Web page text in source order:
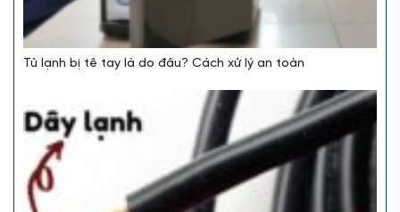
Tủ lạnh bị tê tay là do đâu? Cách xử lý an toàn